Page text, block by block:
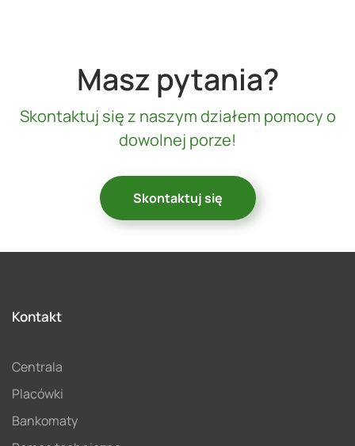
Masz pytania?
Skontaktuj się z naszym działem pomocy o
dowolnej porze!
Skontaktuj się
Kontakt
Centrala
Placówki
Bankomaty